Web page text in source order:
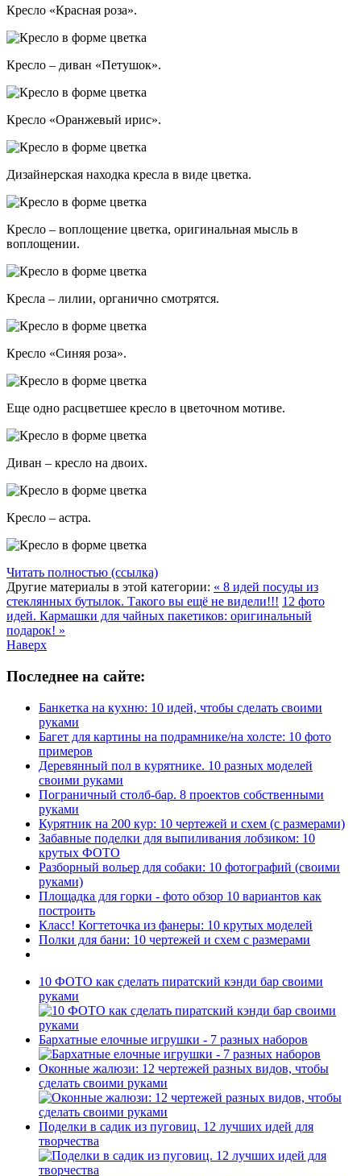
Кресло «Красная роза».
Кресло – диван «Петушок».
Кресло «Оранжевый ирис».
Дизайнерская находка кресла в виде цветка.
Кресло – воплощение цветка, оригинальная мысль в
воплощении.
Кресла – лилии, органично смотрятся.
Кресло «Синяя роза».
Еще одно расцветшее кресло в цветочном мотиве.
Диван – кресло на двоих.
Кресло – астра.
Читать полностью (ссылка)
Другие материалы в этой категории: « 8 идей посуды из
стеклянных бутылок. Такого вы ещё не видели!!! 12 фото
идей. Кармашки для чайных пакетиков: оригинальный
подарок! »
Наверх
Последнее на сайте:
Банкетка на кухню: 10 идей, чтобы сделать своими
руками
Багет для картины на подрамнике/на холсте: 10 фото
примеров
Деревянный пол в курятнике. 10 разных моделей
своими руками
Пограничный столб-бар. 8 проектов собственными
руками
Курятник на 200 кур: 10 чертежей и схем (с размерами)
Забавные поделки для выпиливания лобзиком: 10
крутых ФОТО
Разборный вольер для собаки: 10 фотографий (своими
руками)
Площадка для горки - фото обзор 10 вариантов как
построить
Класс! Когтеточка из фанеры: 10 крутых моделей
Полки для бани: 10 чертежей и схем с размерами
10 ФОТО как сделать пиратский кэнди бар своими
руками
Бархатные елочные игрушки - 7 разных наборов
Оконные жалюзи: 12 чертежей разных видов, чтобы
сделать своими руками
Поделки в садик из пуговиц. 12 лучших идей для
творчества